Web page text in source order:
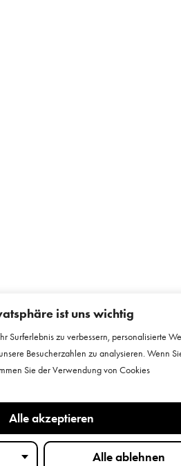
ist uns wichtig
Surferlebnis zu verbessern, personalisierte
Besucherzahlen zu analysieren. Wenn
Sie der Verwendung von Cookies
Alle ablehnen
Alle akzeptieren